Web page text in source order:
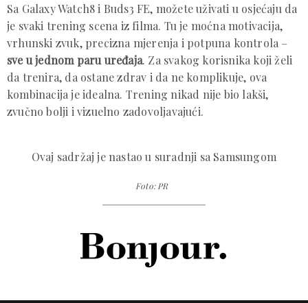
Sa Galaxy Watch8 i Buds3 FE, možete uživati u osjećaju da
je svaki trening scena iz filma. Tu je moćna motivacija,
vrhunski zvuk, precizna mjerenja i potpuna kontrola –
sve u jednom paru uređaja. Za svakog korisnika koji želi
da trenira, da ostane zdrav i da ne komplikuje, ova
kombinacija je idealna. Trening nikad nije bio lakši,
zvučno bolji i vizuelno zadovoljavajući.
Ovaj sadržaj je nastao u suradnji sa Samsungom
Foto: PR